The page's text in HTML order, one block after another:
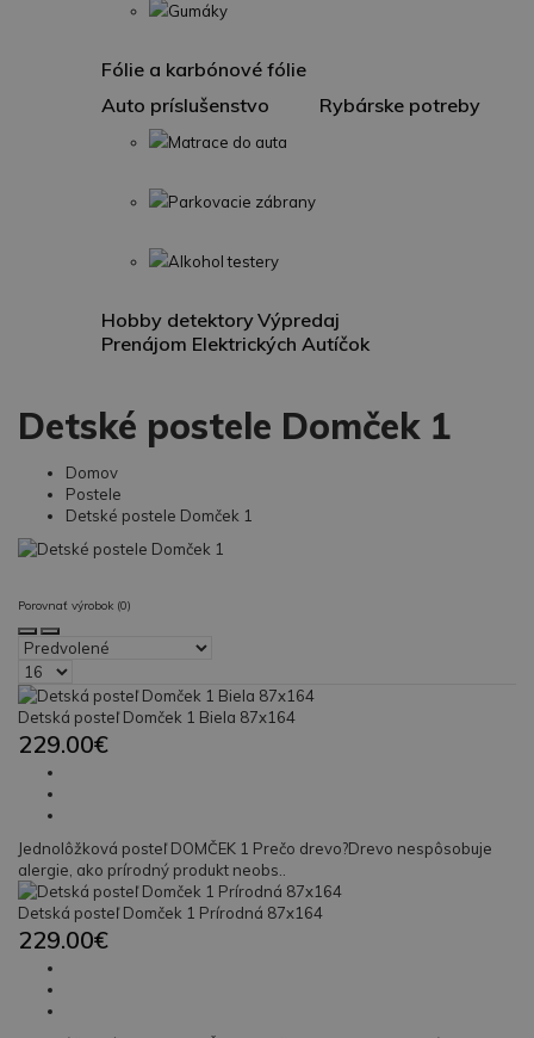
Gumáky
Fólie a karbónové fólie
Auto príslušenstvo
Matrace do auta
Parkovacie zábrany
Alkohol testery
Rybárske potreby
Hobby detektoryVýpredaj
Prenájom Elektrických Autíčok
Detské postele Domček 1
Domov
Postele
Detské postele Domček 1
Porovnať výrobok (0)
Detská posteľ Domček 1 Biela 87x164
229.00€
Jednolôžková posteľ DOMČEK 1 Prečo drevo?Drevo nespôsobuje
alergie, ako prírodný produkt neobs..
Detská posteľ Domček 1 Prírodná 87x164
229.00€